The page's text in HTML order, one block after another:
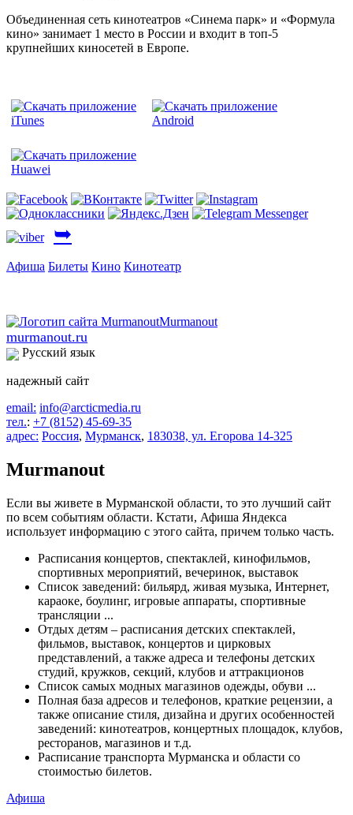
Объединенная сеть кинотеатров «Синема парк» и «Формула
кино» занимает 1 место в России и входит в топ-5
крупнейших киносетей в Европе.
➥
Афиша Билеты Кино Кинотеатр
murmanout.ru
Русский язык
надежный сайт
email: info@arcticmedia.ru
тел.: +7 (8152) 45-69-35
адрес: Россия, Мурманск, 183038, ул. Егорова 14-325
Murmanout
Если вы живете в Мурманской области, то это лучший сайт
по всем событиям области. Кстати, Афиша Яндекса
использует информацию с этого сайта, причем только часть.
Расписания концертов, спектаклей, кинофильмов,
спортивных мероприятий, вечеринок, выставок
Список заведений: бильярд, живая музыка, Интернет,
караоке, боулинг, игровые аппараты, спортивные
трансляции ...
Отдых детям – расписания детских спектаклей,
фильмов, выставок, концертов и цирковых
представлений, а также адреса и телефоны детских
студий, кружков, секций, клубов и аттракционов
Список самых модных магазинов одежды, обуви ...
Полная база адресов и телефонов, краткие рецензии, а
также описание стиля, дизайна и других особенностей
заведений: кинотеатров, концертных площадок, клубов,
ресторанов, магазинов и т.д.
Расписание транспорта Мурманска и области со
стоимостью билетов.
Афиша